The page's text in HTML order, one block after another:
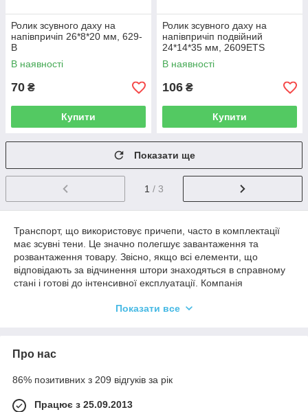
Ролик зсувного даху на
напівпричіп 26*8*20 мм, 629-
B
В наявності
70 ₴
Купити
Ролик зсувного даху на
напівпричіп подвійний
24*14*35 мм, 2609ETS
В наявності
106 ₴
Купити
Показати ще
1 / 3
Транспорт, що використовує причепи, часто в комплектації
має зсувні тени. Це значно полегшує завантаження та
розвантаження товару. Звісно, якщо всі елементи, що
відповідають за відчинення штори знаходяться в справному
стані і готові до інтенсивної експлуатації. Компанія
і видатково-технічних матеріалів.
Адже саме ці деталі є одними з найважливіших елементів
Механізм зсувного даху має тонкощі розробки. На багатьох
вантажівках встановлена саме вона.
Показати все
Про нас
86% позитивних з 209 відгуків за рік
Працює з 25.09.2013